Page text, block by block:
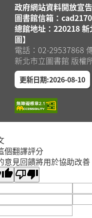
政府網站資料開放宣告
圖書館信箱：
總館地址：220218
圖】
電話：02-29537868
新北市立圖書館 版權
更新日期:2026-08-10
個翻譯評分
意見回饋將用於協助改